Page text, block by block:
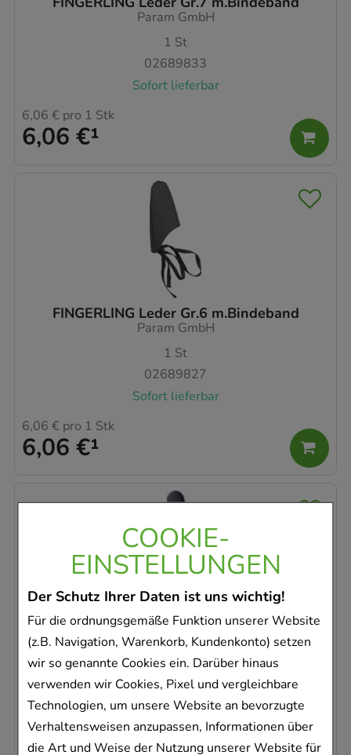
COOKIE-
EINSTELLUNGEN
Der Schutz Ihrer Daten ist uns wichtig!
Für die ordnungsgemäße Funktion unserer Website
(z.B. Navigation, Warenkorb, Kundenkonto) setzen
wir so genannte Cookies ein. Darüber hinaus
verwenden wir Cookies, Pixel und vergleichbare
Technologien, um unsere Website an bevorzugte
Verhaltensweisen anzupassen, Informationen über
die Art und Weise der Nutzung unserer Website für
Param GmbH
1 St
02689833
Sofort lieferbar
6,06 €¹
6,06 € pro 1 Stk
FINGERLING Leder Gr.6 m.Bindeband
Param GmbH
1 St
02689827
Sofort lieferbar
6,06 €¹
6,06 € pro 1 Stk
FINGERLING Leder Gr.5 m.Bindeband
Param GmbH
1St
02689810
Sofort lieferbar
6,06 €pro 1 Stk